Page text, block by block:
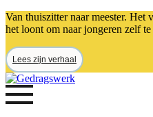
Van thuiszitter naar meester. Het
het loont om naar jongeren zelf te
Lees zijn verhaal